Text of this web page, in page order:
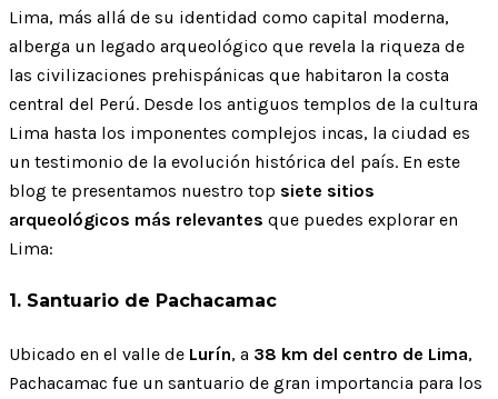
Lima, más allá de su identidad como capital moderna,
alberga un legado arqueológico que revela la riqueza de
las civilizaciones prehispánicas que habitaron la costa
central del Perú. Desde los antiguos templos de la cultura
Lima hasta los imponentes complejos incas, la ciudad es
un testimonio de la evolución histórica del país. En este
blog te presentamos nuestro top siete sitios
arqueológicos más relevantes que puedes explorar en
Lima:
1. Santuario de Pachacamac
Ubicado en el valle de Lurín, a 38 km del centro de Lima,
Pachacamac fue un santuario de gran importancia para los